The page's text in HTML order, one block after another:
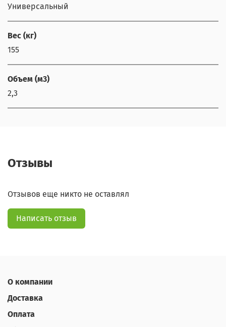
Универсальный
Вес (кг)
155
Объем (м3)
2,3
Отзывы
Отзывов еще никто не оставлял
Написать отзыв
О компании
Доставка
Оплата